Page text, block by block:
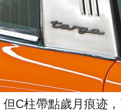
C柱帶點歲月痕迹